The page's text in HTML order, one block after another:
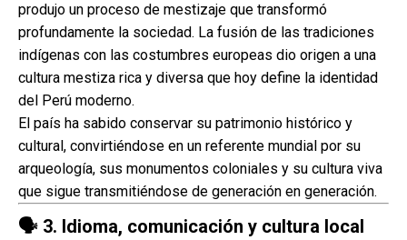
produjo un proceso de mestizaje que transformó
profundamente la sociedad. La fusión de las tradiciones
indígenas con las costumbres europeas dio origen a una
cultura mestiza rica y diversa que hoy define la identidad
del Perú moderno.
El país ha sabido conservar su patrimonio histórico y
cultural, convirtiéndose en un referente mundial por su
arqueología, sus monumentos coloniales y su cultura viva
que sigue transmitiéndose de generación en generación.
🗣️ 3. Idioma, comunicación y cultura local